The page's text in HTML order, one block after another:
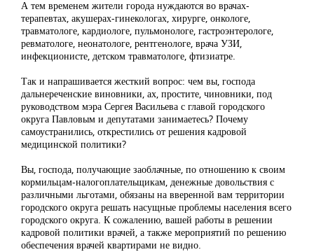
А тем временем жители города нуждаются во врачах-
терапевтах, акушерах-гинекологах, хирурге, онкологе,
травматологе, кардиологе, пульмонологе, гастроэнтерологе,
ревматологе, неонатологе, рентгенологе, врача УЗИ,
инфекционисте, детском травматологе, фтизиатре.
Так и напрашивается жесткий вопрос: чем вы, господа
дальнереченские виновники, ах, простите, чиновники, под
руководством мэра Сергея Васильева с главой городского
округа Павловым и депутатами занимаетесь? Почему
самоустранились, открестились от решения кадровой
медицинской политики?
Вы, господа, получающие заоблачные, по отношению к своим
кормильцам-налогоплательщикам, денежные довольствия с
различными льготами, обязаны на вверенной вам территории
городского округа решать насущные проблемы населения всего
городского округа. К сожалению, вашей работы в решении
кадровой политики врачей, а также мероприятий по решению
обеспечения врачей квартирами не видно.